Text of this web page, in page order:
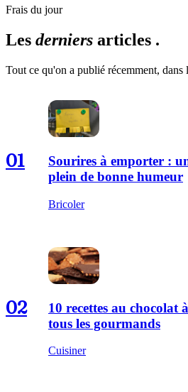
Frais du jour
Les derniers articles .
Tout ce qu'on a publié récemment,
01
Sourires à emporter :
plein de bonne humeur
Bricoler
02
10 recettes au chocolat
tous les gourmands
Cuisiner